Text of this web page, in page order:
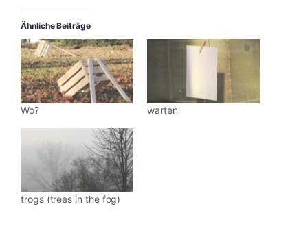
Ähnliche Beiträge
Wo? warten
trogs (trees in the fog)